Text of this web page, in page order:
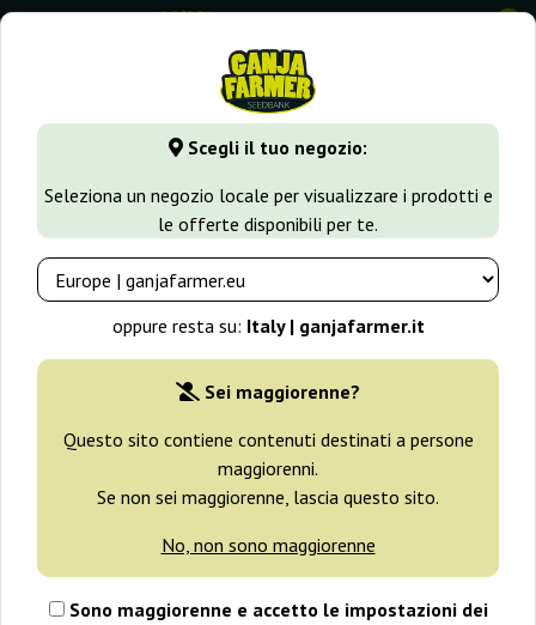
Scegli il tuo negozio:
Seleziona un negozio locale per visualizzare i prodotti e
le offerte disponibili per te.
oppure resta su: Italy | ganjafarmer.it
Sei maggiorenne?
Questo sito contiene contenuti destinati a persone
maggiorenni.
Se non sei maggiorenne, lascia questo sito.
No, non sono maggiorenne
Sono maggiorenne e accetto le impostazioni dei
0
GanjaFarmer.it Varietà di Cannabis Haze Angel Heart
Afghan Skunk) Regular Mr. Nice